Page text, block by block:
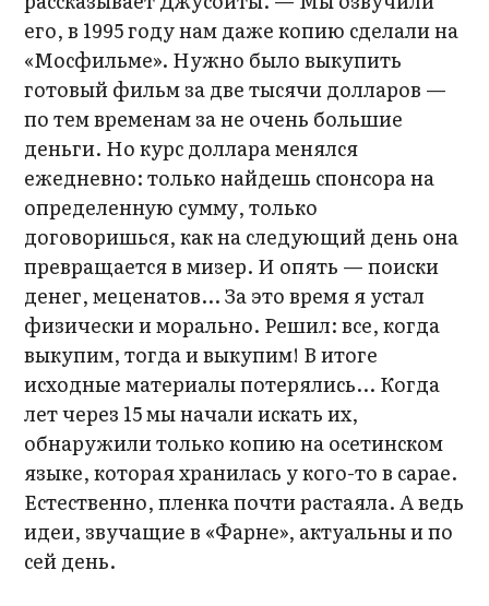
его, в 1995 году нам даже копию сделали на
«Мосфильме». Нужно было выкупить
готовый фильм за две тысячи долларов —
по тем временам за не очень большие
деньги. Но курс доллара менялся
ежедневно: только найдешь спонсора на
определенную сумму, только
договоришься, как на следующий день она
превращается в мизер. И опять — поиски
денег, меценатов... За это время я устал
физически и морально. Решил: все, когда
выкупим, тогда и выкупим! В итоге
исходные материалы потерялись... Когда
лет через 15 мы начали искать их,
обнаружили только копию на осетинском
языке, которая хранилась у кого-то в сарае.
Естественно, пленка почти растаяла. А ведь
идеи, звучащие в «Фарне», актуальны и по
сей день.